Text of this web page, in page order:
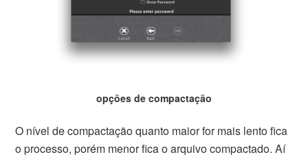
opções de compactação
O nível de compactação quanto maior for mais lento fica
o processo, porém menor fica o arquivo compactado. Aí